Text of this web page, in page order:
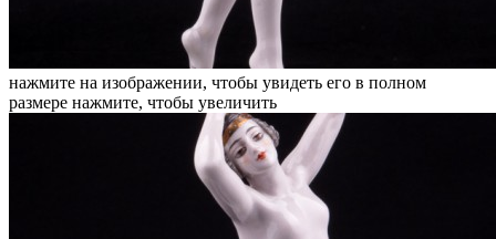
нажмите на изображении, чтобы увидеть его в полном
размере нажмите, чтобы увеличить